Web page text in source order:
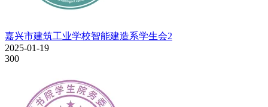
嘉兴市建筑工业学校智能建造系学生会2
2025-01-19
300